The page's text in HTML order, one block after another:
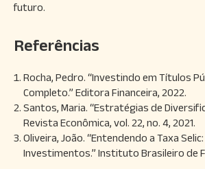
futuro.
Referências
Rocha, Pedro. “Investindo em Títulos
Completo.” Editora Financeira, 2022.
Santos, Maria. “Estratégias de
Revista Econômica, vol. 22, no. 4, 2021.
Oliveira, João. “Entendendo a Taxa
Investimentos.” Instituto Brasileiro de